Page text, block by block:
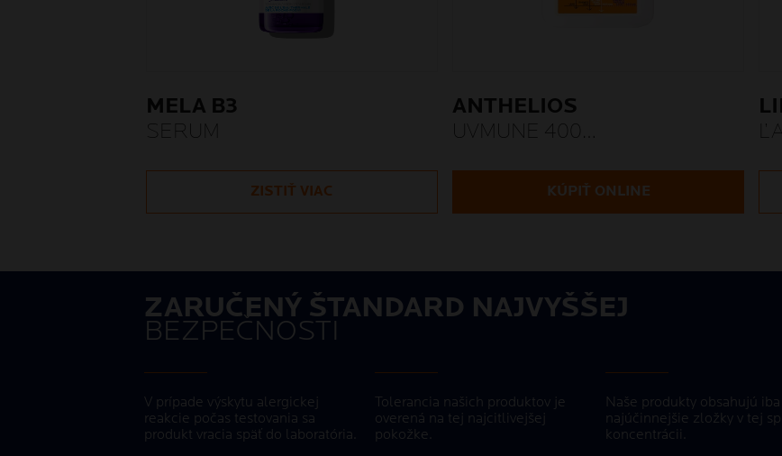
MELA B3
SERUM
ZISTIŤ VIAC
ANTHELIOS
UVMUNE 400
ŠKVRNÁM SPF50+
KÚPIŤ ONLINE
ZARUČENÝ ŠTANDARD NAJVYŠŠEJ
BEZPEČNOSTI
V prípade výskytu alergickej
reakcie počas testovania sa
produkt vracia späť do laboratória.
Tolerancia našich produktov je
overená na tej najcitlivejšej
pokožke.
Naše produkty obsahujú
najúčinnejšie zložky v tej
koncentrácii.